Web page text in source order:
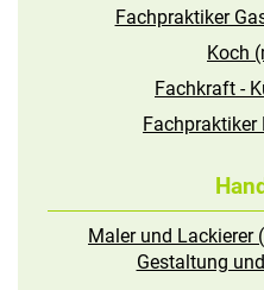
Fachpraktiker
Koch
Fachkraft -
Maler und
Gestaltung